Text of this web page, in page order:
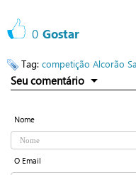
0 Gostar
Tag: competição Alcorão
Seu comentário
Nome
O Email